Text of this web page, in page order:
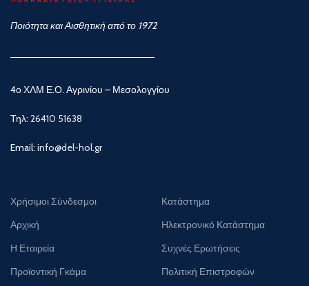
Ποιότητα και Αισθητική από το 1972
4ο ΧΛΜ Ε.Ο. Αγρινίου – Μεσολογγίου
Τηλ:26410 51638
Email:info@del-hol.gr
Χρήσιμοι Σύνδεσμοι
Αρχική
Η Εταιρεία
Προϊοντική Γκάμα
Κατάστημα
Ηλεκτρονικό Κατάστημα
Συχνές Ερωτήσεις
Πολιτική Επιστροφών